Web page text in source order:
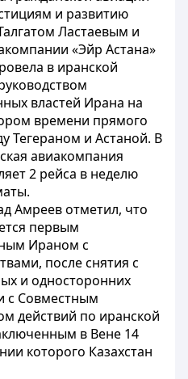
и развитию
Ластаевым и
«Эйр Астана»
в иранской
властей Ирана на
времени прямого
Тегераном и Астаной. В
авиакомпания
2 рейса в неделю
Амреев отметил, что
первым
Ираном с
после снятия с
и односторонних
с Совместным
действий по иранской
в Вене 14
которого Казахстан